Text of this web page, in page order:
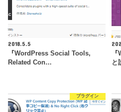
2018.5.5
『WordPress Social Tools,
Related Con…
と
プラグイン